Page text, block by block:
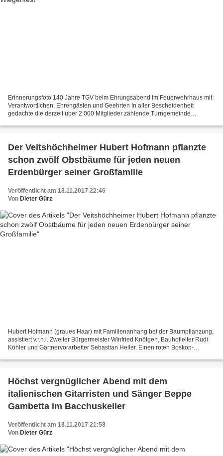
Erinnerungsfoto 140 Jahre TGV beim Ehrungsabend im Feuerwehrhaus mit
Verantwortlichen, Ehrengästen und Geehrten In aller Bescheidenheit
gedachte die derzeit über 2.000 Mitglieder zählende Turngemeinde
Der Veitshöchheimer Hubert Hofmann pflanzte
schon zwölf Obstbäume für jeden neuen
Erdenbürger seiner Großfamilie
Veröffentlicht am 18.11.2017 22:46
Von Dieter Gürz
Hubert Hofmann (graues Haar) mit Familienanhang bei der Baumpflanzung,
assistiert v.r.n.l. Zweiter Bürgermeister Winfried Knötgen, Bauhofleiter Rudi
Köhler und Gärtnervorarbeiter Sebastian Heller. Einen roten Boskop-
Höchst vergnüglicher Abend mit dem
italienischen Gitarristen und Sänger Beppe
Gambetta im Bacchuskeller
Veröffentlicht am 18.11.2017 21:58
Von Dieter Gürz